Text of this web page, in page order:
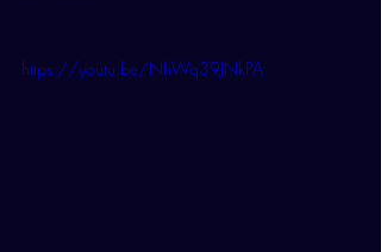
https://youtu.be/NhWq39JNkPA